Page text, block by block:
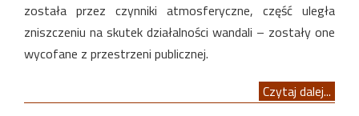
została przez czynniki atmosferyczne, część uległa
zniszczeniu na skutek działalności wandali – zostały one
wycofane z przestrzeni publicznej.
Czytaj dalej...